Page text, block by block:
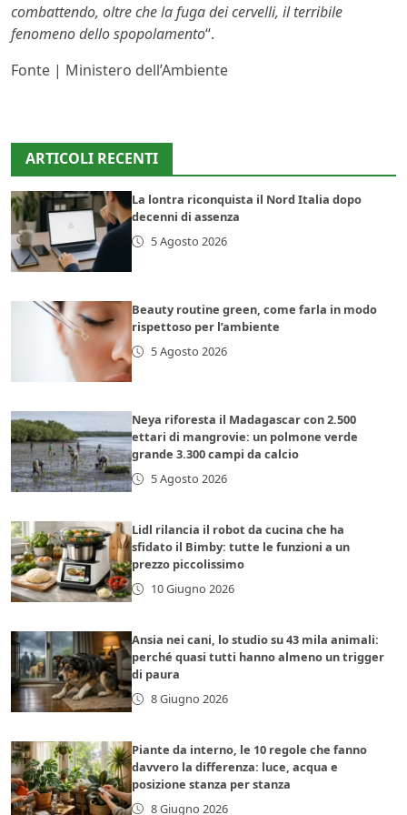
combattendo, oltre che la fuga dei cervelli, il terribile
fenomeno dello spopolamento“.
Fonte | Ministero dell’Ambiente
ARTICOLI RECENTI
La lontra riconquista il Nord Italia dopo
decenni di assenza
5 Agosto 2026
Beauty routine green, come farla in modo
rispettoso per l’ambiente
5 Agosto 2026
Neya riforesta il Madagascar con 2.500
ettari di mangrovie: un polmone verde
grande 3.300 campi da calcio
5 Agosto 2026
Lidl rilancia il robot da cucina che ha
sfidato il Bimby: tutte le funzioni a un
prezzo piccolissimo
10 Giugno 2026
Ansia nei cani, lo studio su 43 mila animali:
perché quasi tutti hanno almeno un trigger
di paura
8 Giugno 2026
Piante da interno, le 10 regole che fanno
davvero la differenza: luce, acqua e
posizione stanza per stanza
8 Giugno 2026